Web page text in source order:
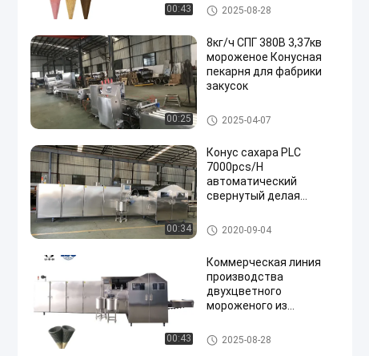
00:43
Производственная линия ко
нуса мороженого
2025-08-28
00:25
8кг/ч СПГ 380В 3,37кв
мороженое Конусная
пекарня для фабрики
закусок
Производственная линия ко
нуса мороженого
2025-04-07
00:34
Конус сахара PLC
7000pcs/H
автоматический
свернутый делая
Производственная линия ко
нуса мороженого
2020-09-04
00:43
Коммерческая линия
производства
двухцветного
мороженого из
Производственная линия ко
нуса мороженого
2025-08-28